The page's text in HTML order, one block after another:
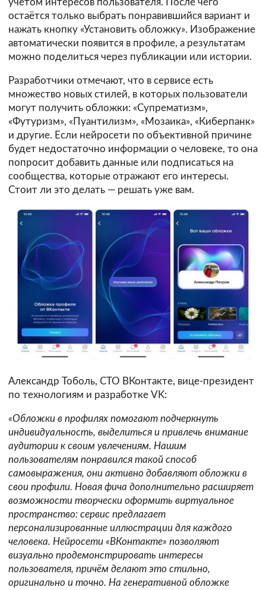
учётом интересов пользователя. После чего
остаётся только выбрать понравившийся вариант и
нажать кнопку «Установить обложку». Изображение
автоматически появится в профиле, а результатам
можно поделиться через публикации или истории.
Разработчики отмечают, что в сервисе есть
множество новых стилей, в которых пользователи
могут получить обложки: «Супрематизм»,
«Футуризм», «Пуантилизм», «Мозаика», «Киберпанк»
и другие. Если нейросети по объективной причине
будет недостаточно информации о человеке, то она
попросит добавить данные или подписаться на
сообщества, которые отражают его интересы.
Стоит ли это делать — решать уже вам.
Александр Тоболь, CTO ВКонтакте, вице-президент
по технологиям и разработке VK:
«Обложки в профилях помогают подчеркнуть
индивидуальность, выделиться и привлечь внимание
аудитории к своим увлечениям. Нашим
пользователям понравился такой способ
самовыражения, они активно добавляют обложки в
свои профили. Новая фича дополнительно расширяет
возможности творчески оформить виртуальное
пространство: сервис предлагает
персонализированные иллюстрации для каждого
человека. Нейросети «ВКонтакте» позволяют
визуально продемонстрировать интересы
пользователя, причём делают это стильно,
оригинально и точно. На генеративной обложке